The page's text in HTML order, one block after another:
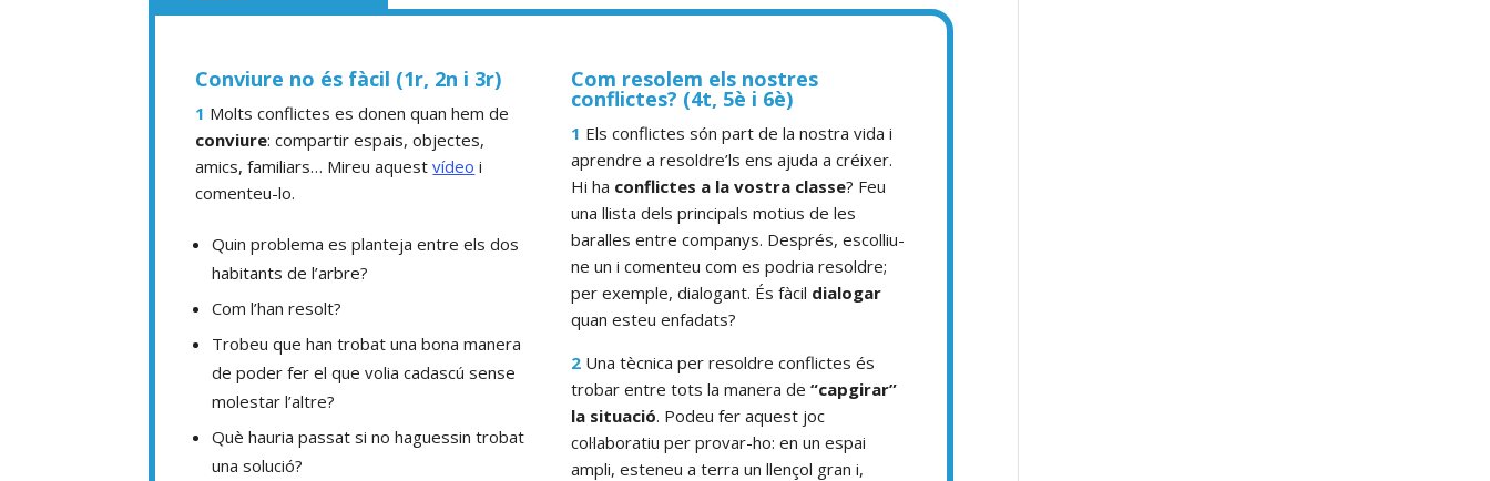
Conviure no és fàcil (1r, 2n i 3r)
1 Molts conflictes es donen quan hem de
conviure: compartir espais, objectes,
amics, familiars… Mireu aquestvídeo i
comenteu-lo.
Quin problema es planteja entre els dos
habitants de l’arbre?
Com l’han resolt?
Trobeu que han trobat una bona manera
de poder fer el que volia cadascú sense
molestar l’altre?
Què hauria passat si no haguessin trobat
una solució?
Com resolem els nostres
conflictes? (4t, 5è i 6è)
1 Els conflictes són part de la nostra vida i
aprendre a resoldre’ls ens ajuda a créixer.
Hi ha conflictes a la vostra classe? Feu
una llista dels principals motius de les
baralles entre companys. Després, escolliu-
ne un i comenteu com es podria resoldre;
per exemple, dialogant. És fàcil dialogar
quan esteu enfadats?
2 Una tècnica per resoldre conflictes és
trobar entre tots la manera de“capgirar”
la situació. Podeu fer aquest joc
col·laboratiu per provar-ho: en un espai
ampli, esteneu a terra un llençol gran i,